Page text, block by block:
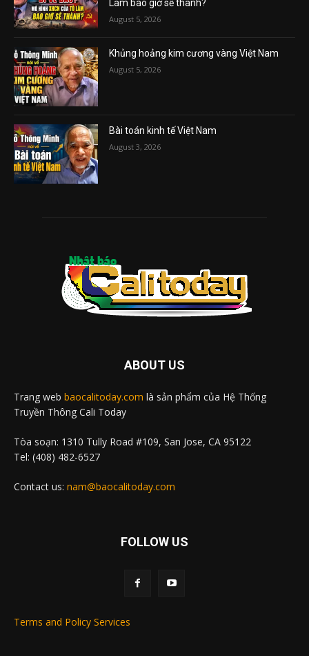
Lâm bao giờ sẽ thành?
August 5, 2026
Khủng hoảng kim cương vàng Việt Nam
August 5, 2026
Bài toán kinh tế Việt Nam
August 3, 2026
ABOUT US
Trang web baocalitoday.com là sản phẩm của Hệ Thống
Truyền Thông Cali Today
Tòa soạn: 1310 Tully Road #109, San Jose, CA 95122
Tel: (408) 482-6527
Contact us: nam@baocalitoday.com
FOLLOW US
Terms and Policy Services